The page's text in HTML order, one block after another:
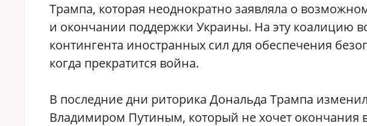
Трампа, которая неоднократно заявляла о
и окончании поддержки Украины. На эту коалицию
контингента иностранных сил для обеспечения
когда прекратится война.
В последние дни риторика Дональда Трампа
Владимиром Путиным, который не хочет окончания